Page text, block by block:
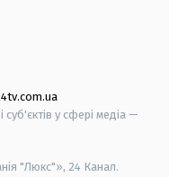
у сфері медіа —
"Люкс"», 24 Канал.